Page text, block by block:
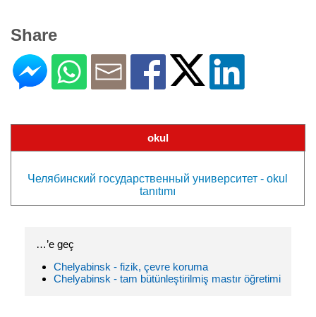
Share
okul
Челябинский государственный университет - okul
tanıtımı
…’e geç
Chelyabinsk - fizik, çevre koruma
Chelyabinsk - tam bütünleştirilmiş mastır öğretimi